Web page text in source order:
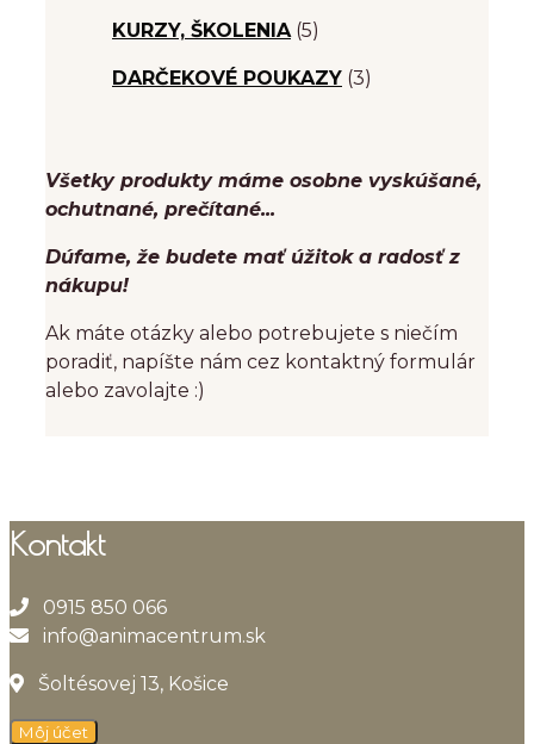
KURZY, ŠKOLENIA (5)
DARČEKOVÉ POUKAZY (3)
Všetky produkty máme osobne vyskúšané,
ochutnané, prečítané...
Dúfame, že budete mať úžitok a radosť z
nákupu!
Ak máte otázky alebo potrebujete s niečím
poradiť, napíšte nám cez kontaktný formulár
alebo zavolajte :)
Kontakt
0915 850 066
info@animacentrum.sk
Šoltésovej 13, Košice
Môj účet